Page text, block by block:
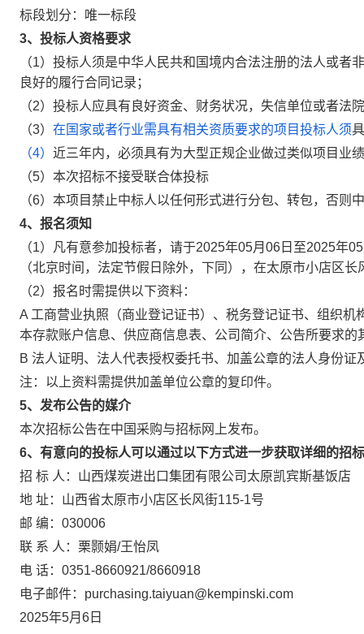
标段划分：唯一标段
3、投标人资格要求
（1）投标人须是中华人民共和国境内合法注册的法人或
良好的履行合同记录；
（2）投标人应具有良好资金、财务状况，失信单位或者法
（3） 在国家或者行业需具有相关资质要求的项目投标人须
（4） 近三年内，必须具有为大型正规企业做过类似项目业
（5）本次招标不接受联合体投标
（6）本项目禁止中标人以任何形式进行分包、转包，否则
4、报名须知
（1）凡有意参加投标者，请于2025年05月06日至2025年
（北京时间，法定节假日除外，下同），在太原市小店区
（2） 报名时需提供以下资料：
A 工商营业执照（商业登记证书）、税务登记证书、组织
本存款账户信息、供应商信息表、公司简介、公告所要求的
B 法人证明、法人代表授权委托书、加盖公章的法人身份证
注：以上资料需提供加盖单位公章的复印件。
5、发布公告的媒介
本次招标公告在中国采购与招标网上发布。
6、有意向的投标人可以通过以下方式进一步获取详细的招
招 标 人： 山西煤炭进出口集团有限公司太原凯宾斯基饭店
地 址： 山西省太原市小店区长风街115-1号
邮 编： 030006
联 系 人：栗颢娟/王怡凤
电 话： 0351-8660921/8660918
电子邮件： purchasing.taiyuan@kempinski.com
2025年5月 6 日